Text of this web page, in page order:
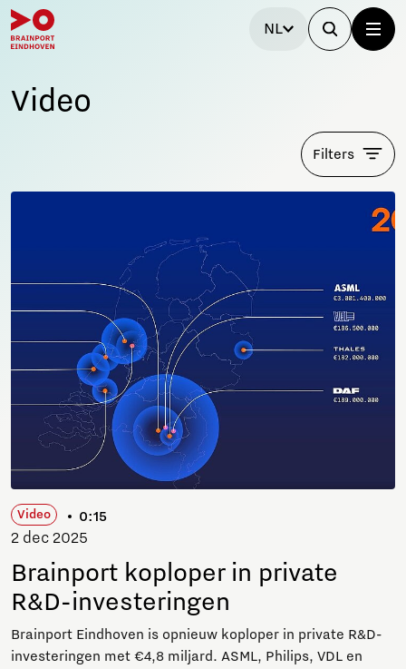
NL
Video
Filters
Video 0:15
2 dec 2025
Brainport koploper in private
R&D-investeringen
Brainport Eindhoven is opnieuw koploper in private R&D-
investeringen met €4,8 miljard. ASML, Philips, VDL en